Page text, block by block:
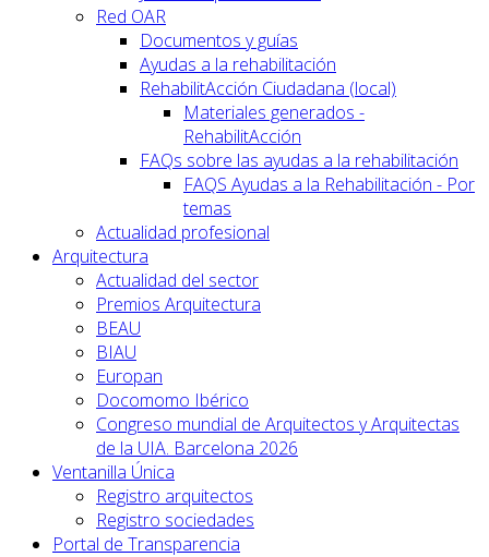
Red OAR
Documentos y guías
Ayudas a la rehabilitación
RehabilitAcción Ciudadana (local)
Materiales generados -
RehabilitAcción
FAQs sobre las ayudas a la rehabilitación
FAQS Ayudas a la Rehabilitación - Por
temas
Actualidad profesional
Arquitectura
Actualidad del sector
Premios Arquitectura
BEAU
BIAU
Europan
Docomomo Ibérico
Congreso mundial de Arquitectos y Arquitectas
de la UIA. Barcelona 2026
Ventanilla Única
Registro arquitectos
Registro sociedades
Portal de Transparencia